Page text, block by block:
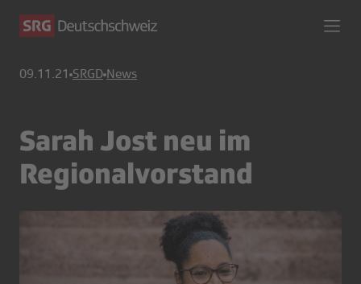
09.11.21 SRGD News
Sarah Jost neu im
Regionalvorstand